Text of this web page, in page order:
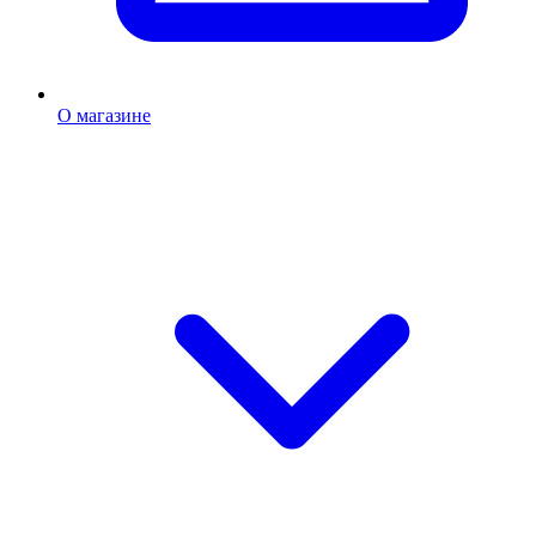
О магазине